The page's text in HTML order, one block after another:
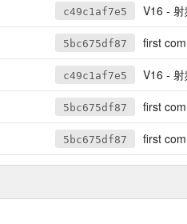
c49c1af7e5
V16 -
5bc675df87
first
c49c1af7e5
V16 -
5bc675df87
first
5bc675df87 first